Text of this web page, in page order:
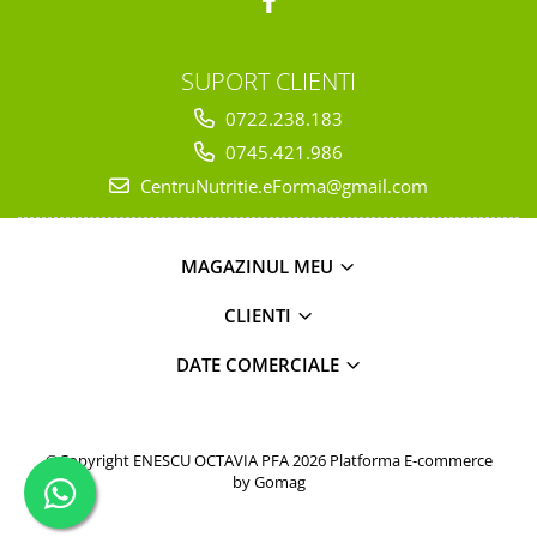
SUPORT CLIENTI
0722.238.183
0745.421.986
CentruNutritie.eForma@gmail.com
MAGAZINUL MEU
CLIENTI
DATE COMERCIALE
©Copyright ENESCU OCTAVIA PFA 2026 Platforma E-commerce
by Gomag